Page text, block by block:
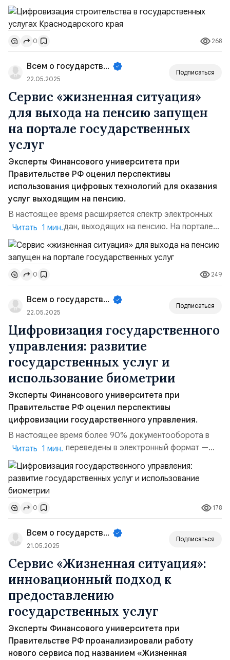
жилого дома», значительно упрощающий процесс
возведения собственного жилья для всех граждан. Эта
инициатива, реализованная в рамках федерального
проекта «Государство для людей», объединила более
сорока государственных услуг в одном разделе для
максимального у...
0 268
Всем о государственном управле...
22.05.2025
Подписаться
Сервис «жизненная ситуация»
для выхода на пенсию запущен
на портале государственных
услуг
Эксперты Финансового университета при
Правительстве РФ оценил перспективы
использования цифровых технологий для оказания
услуг выходящим на пенсию.
В настоящее время расширяется спектр электронных
услуг для граждан, выходящих на пенсию. На портале
государственных услуг оказывается помощь в
оформлении самой пенсии, в получении информации о
мерах социальной поддержки и льготах для
пенсионеров, получение справки о размере пенсии.
Результаты работы впечатляющие — примерно в два
раза сокращается вр...
Читать 1 мин.
0 249
Всем о государственном управле...
22.05.2025
Подписаться
Цифровизация государственного
управления: развитие
государственных услуг и
использование биометрии
Эксперты Финансового университета при
Правительстве РФ оценил перспективы
цифровизации государственного управления.
В настоящее время более 90% документооборота в
правительстве переведены в электронный формат —
рост практически в 2,5 раза за последние пять лет.
Цифровизация государственного управления
позволяет одновременно решать несколько задач —
выявить потенциальные риски, обобщить и
проанализировать получаемые результаты,
одновременно контролирова...
Читать 1 мин.
0 178
Всем о государственном управле...
21.05.2025
Подписаться
Сервис «Жизненная ситуация»:
инновационный подход к
предоставлению
государственных услуг
Эксперты Финансового университета при
Правительстве РФ проанализировали работу
нового сервиса под названием «Жизненная